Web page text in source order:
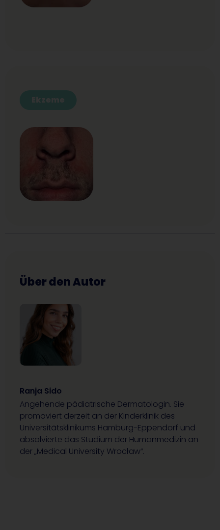
Ekzeme
Über den Autor
Ranja Sido
Angehende pädiatrische Dermatologin. Sie
promoviert derzeit an der Kinderklinik des
Universitätsklinikums Hamburg-Eppendorf und
absolvierte das Studium der Humanmedizin an
der „Medical University Wrocław“.